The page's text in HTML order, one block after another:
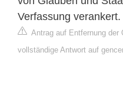
Verfassung verankert.
Antrag auf Entfernung der
vollständige Antwort auf